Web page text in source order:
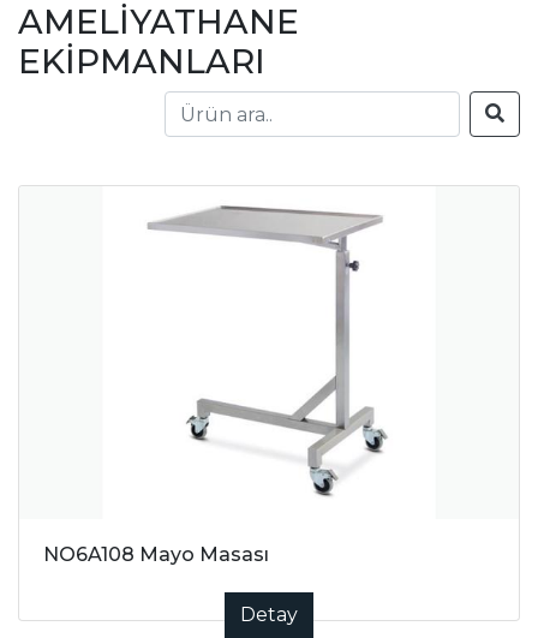
AMELİYATHANE
EKİPMANLARI
NO6A108 Mayo Masası
Detay